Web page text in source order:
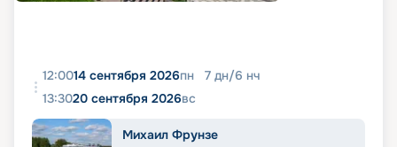
12:0014 сентября 2026пн 7 дн/6 нч
13:3020 сентября 2026вс
Михаил Фрунзе